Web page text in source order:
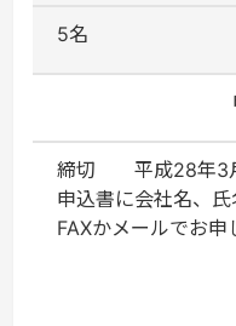
5名
締切 平成28年3
申込書に会社名、
FAXかメールでお申